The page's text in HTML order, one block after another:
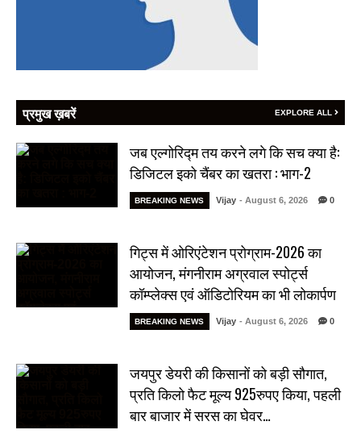
प्रमुख ख़बरें EXPLORE ALL
जब एल्गोरिद्म तय करने लगे कि सच क्या है:
डिजिटल इको चैंबर का खतरा : भाग-2
BREAKING NEWS Vijay - August 6, 2026 0
गिट्स में ओरिएंटेशन प्रोग्राम-2026 का
आयोजन, मंगनीराम अग्रवाल स्पोर्ट्स
कॉम्प्लेक्स एवं ऑडिटोरियम का भी लोकार्पण
BREAKING NEWS Vijay - August 6, 2026 0
जयपुर डेयरी की किसानों को बड़ी सौगात,
प्रति किलो फैट मूल्य 925रुपए किया, पहली
बार बाजार में सरस का घेवर…